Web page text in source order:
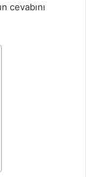
cevabını